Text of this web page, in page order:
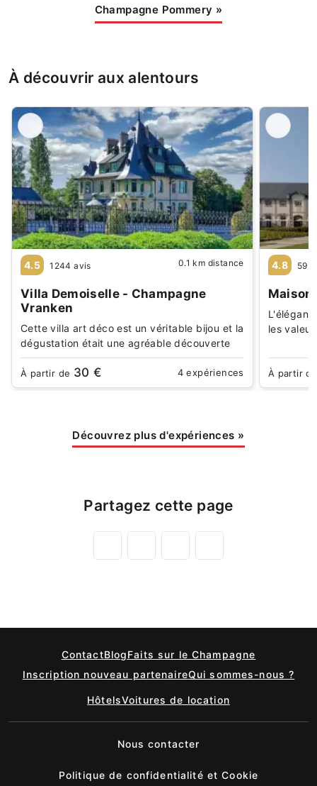
Champagne Pommery »
À découvrir aux alentours
4.5 1244 avis 0.1 km distance
Villa Demoiselle - Champagne
Vranken
Cette villa art déco est un véritable bijou et la
dégustation était une agréable découverte
À partir de 30 € 4 expériences
4.8 59
Maison
les
À partir
Découvrez plus d'expériences »
Partagez cette page
ContactBlogFaits sur le Champagne
Inscription nouveau partenaireQui sommes-nous ?
HôtelsVoitures de location
Nous contacter
Politique de confidentialité et Cookie